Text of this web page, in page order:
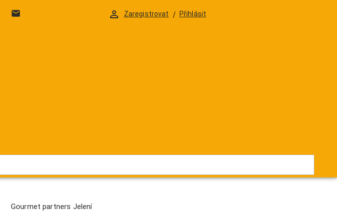
Zaregistrovat / Přihlásit
VÍNA DESTILÁTY DELIKATESY
Gourmet partners Jelení